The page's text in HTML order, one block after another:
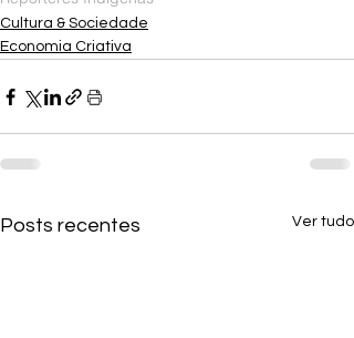
Cultura & Sociedade
Economia Criativa
Posts recentes Ver tudo